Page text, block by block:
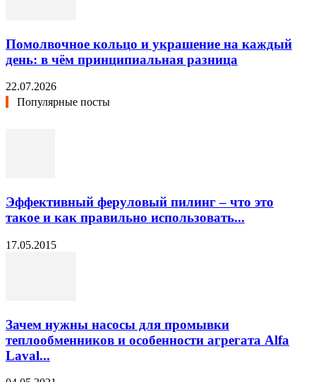
Помолвочное кольцо и украшение на каждый
день: в чём принципиальная разница
22.07.2026
Популярные посты
Эффективный феруловый пилинг – что это
такое и как правильно использовать...
17.05.2015
Зачем нужны насосы для промывки
теплообменников и особенности агрегата Alfa
Laval...